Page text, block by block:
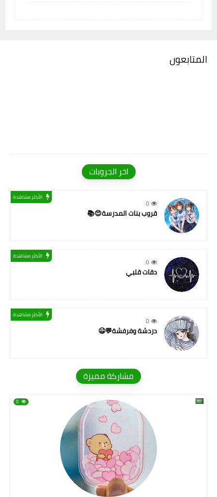
المتابعون
اخر الجروبات
0
الأكثر مشاهدة
قروب بنات المدرسة😍📚
0
الأكثر مشاهدة
دقات قلبي
0
الأكثر مشاهدة
دردشة وفرفشة💬😉
مشاركة مميزة
0